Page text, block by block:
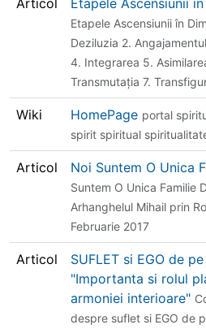
Etapele Ascensiunii în
Deziluzia 2.
4. Integrarea 5.
Transmutaţia 7.
Wiki HomePage portal
spirit spiritual
Articol Noi Suntem O Unica
Suntem O Unica Familie
Arhanghelul Mihail prin
Februarie 2017
Articol
SUFLET si EGO de
"Importanta si rolul
armoniei interioare"
despre suflet si EGO de